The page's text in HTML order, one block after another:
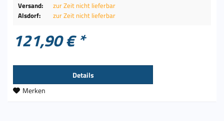
Versand:
zur Zeit nicht lieferbar
Alsdorf:
zur Zeit nicht lieferbar
121,90 € *
Details
Merken